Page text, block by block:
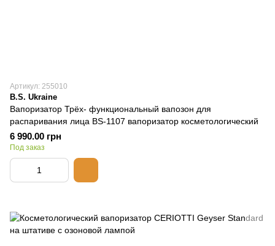
Артикул: 255010
B.S. Ukraine
Вапоризатор Трёх- функциональный вапозон для
распаривания лица BS-1107 вапоризатор косметологический
6 990.00 грн
Под заказ